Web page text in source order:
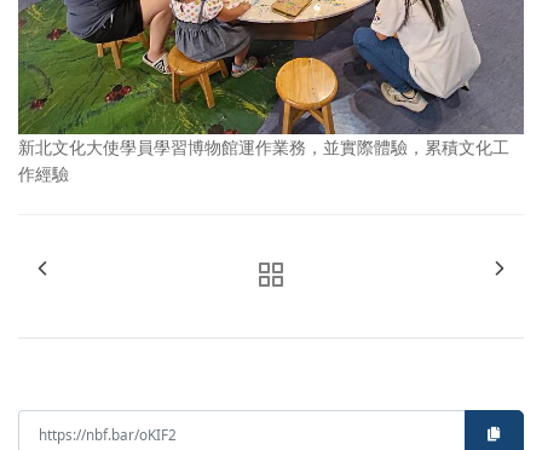
新北文化大使學員學習博物館運作業務，並實際體驗，累積文化工
作經驗